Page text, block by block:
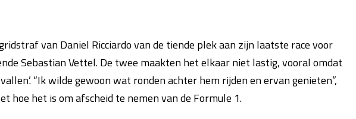
van Daniel Ricciardo van de tiende plek aan zijn laatste race voor
Sebastian Vettel. De twee maakten het elkaar niet lastig, vooral omdat
“Ik wilde gewoon wat ronden achter hem rijden en ervan genieten”,
hoe het is om afscheid te nemen van de Formule 1.